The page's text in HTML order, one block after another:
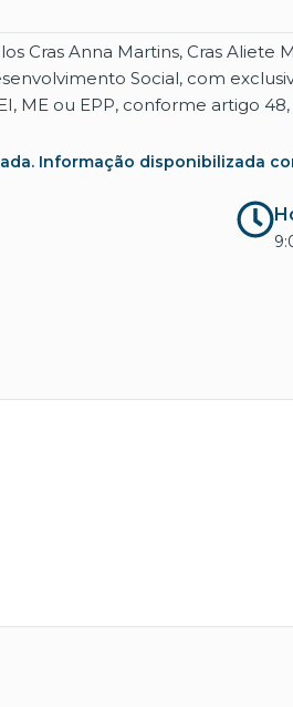
Anna Martins, Cras Aliete
Social, com
ou EPP, conforme artigo 48,
Informação disponibilizada